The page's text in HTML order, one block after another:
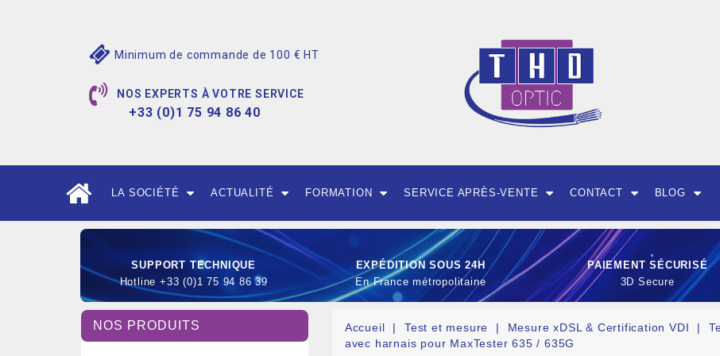
Minimum de commande de 100 € HT
NOS EXPERTS À VOTRE SERVICE
+33 (0)1 75 94 86 40
LA SOCIÉTÉ ACTUALITÉ FORMATION SERVICE APRÈS-VENTE CONTACT BLOG
SUPPORT TECHNIQUE
Hotline +33 (0)1 75 94 86 39
EXPÉDITION SOUS 24H
En France métropolitaine
PAIEMENT SÉCURISÉ
3D Secure
NOS PRODUITS Accueil Test et mesure Mesure xDSL & Certification VDI
avec harnais pour MaxTester 635 / 635G